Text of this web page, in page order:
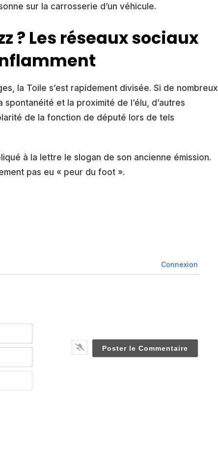
sur la carrosserie d’un véhicule.
? Les réseaux sociaux
la Toile s’est rapidement divisée. Si de nombreux
et la proximité de l’élu, d’autres
de la fonction de député lors de tels
à la lettre le slogan de son ancienne émission.
pas eu « peur du foot ».
Connexion
Nom*
Email*
Website